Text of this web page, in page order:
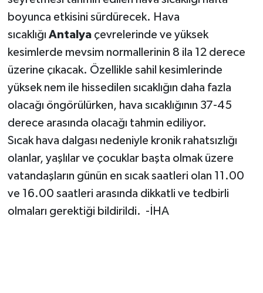
boyunca etkisini sürdürecek. Hava
sıcaklığı Antalyaçevrelerinde ve yüksek
kesimlerde mevsim normallerinin 8 ila 12 derece
üzerine çıkacak. Özellikle sahil kesimlerinde
yüksek nem ile hissedilen sıcaklığın daha fazla
olacağı öngörülürken, hava sıcaklığının 37-45
derece arasında olacağı tahmin ediliyor.
Sıcak hava dalgası nedeniyle kronik rahatsızlığı
olanlar, yaşlılar ve çocuklar başta olmak üzere
vatandaşların günün en sıcak saatleri olan 11.00
ve 16.00 saatleri arasında dikkatli ve tedbirli
olmaları gerektiği bildirildi. -İHA